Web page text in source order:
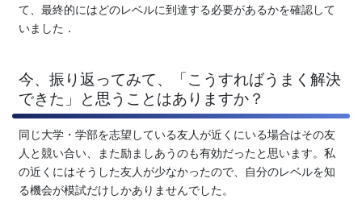
受
攻
略
法」
て、最終的にはどのレベルに到達する必要があるかを確認して
いました．
今、振り返ってみて、「こうすればうまく解決
できた」と思うことはありますか？
同じ大学・学部を志望している友人が近くにいる場合はその友
人と競い合い、また励ましあうのも有効だったと思います。私
の近くにはそうした友人が少なかったので、自分のレベルを知
る機会が模試だけしかありませんでした。